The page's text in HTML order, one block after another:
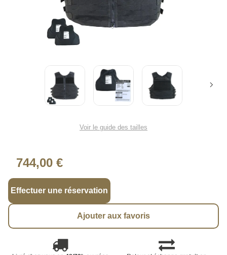
Voir le guide des tailles
744,00 €
Effectuer une réservation
Ajouter aux favoris